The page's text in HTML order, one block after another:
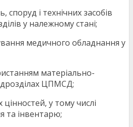
споруд і технічних засобів
у належному стані;
медичного обладнання у
матеріально-
ЦПМСД;
у тому числі
та інвентарю;